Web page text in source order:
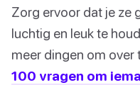
Zorg ervoor dat je ze
luchtig en leuk te
meer dingen om over
100 vragen om